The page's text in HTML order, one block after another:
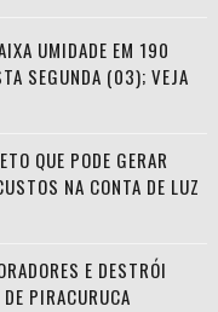
UMIDADE EM 190
SEGUNDA (03); VEJA
QUE PODE GERAR
NA CONTA DE LUZ
E DESTRÓI
PIRACURUCA